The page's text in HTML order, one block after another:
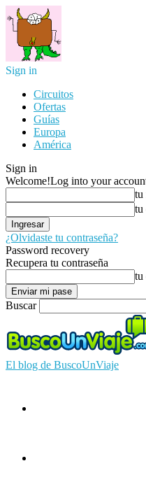
Sign in
Circuitos
Ofertas
Guías
Europa
América
Sign in
Welcome!Log into your
tu
tu
¿Olvidaste tu contraseña?
Password recovery
Recupera tu contraseña
tu
Buscar
El blog de BuscoUnViaje